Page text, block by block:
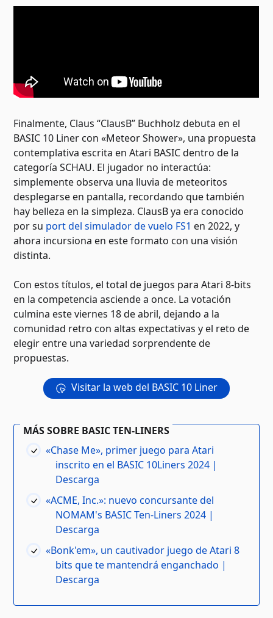
Finalmente, Claus “ClausB” Buchholz debuta en el
BASIC 10 Liner con «Meteor Shower», una propuesta
contemplativa escrita en Atari BASIC dentro de la
categoría SCHAU. El jugador no interactúa:
simplemente observa una lluvia de meteoritos
desplegarse en pantalla, recordando que también
hay belleza en la simpleza. ClausB ya era conocido
por su port del simulador de vuelo FS1 en 2022, y
ahora incursiona en este formato con una visión
distinta.
Con estos títulos, el total de juegos para Atari 8-bits
en la competencia asciende a once. La votación
culmina este viernes 18 de abril, dejando a la
comunidad retro con altas expectativas y el reto de
elegir entre una variedad sorprendente de
propuestas.
Visitar la web del BASIC 10 Liner
MÁS SOBRE BASIC TEN-LINERS
«Chase Me», primer juego para Atari
inscrito en el BASIC 10Liners 2024 |
Descarga
«ACME, Inc.»: nuevo concursante del
NOMAM's BASIC Ten-Liners 2024 |
Descarga
«Bonk'em», un cautivador juego de Atari 8
bits que te mantendrá enganchado |
Descarga